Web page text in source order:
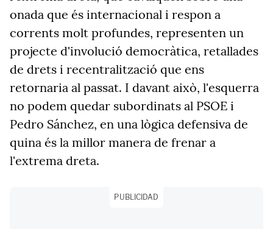
onada que és internacional i respon a
corrents molt profundes, representen un
projecte d'involució democràtica, retallades
de drets i recentralització que ens
retornaria al passat. I davant això, l'esquerra
no podem quedar subordinats al PSOE i
Pedro Sánchez, en una lògica defensiva de
quina és la millor manera de frenar a
l'extrema dreta.
PUBLICIDAD